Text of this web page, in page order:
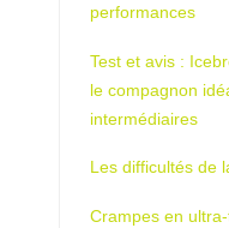
performances
Test et avis :
le compagnon
intermédiaires
Les difficultés de
Crampes en